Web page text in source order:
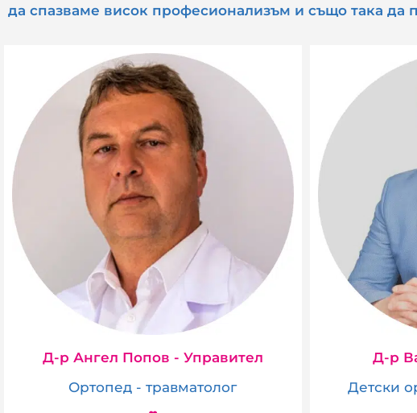
да спазваме висок професионализъм и също така да
Д-р Ангел Попов - Управител
Ортопед - травматолог
Д-р
Детски